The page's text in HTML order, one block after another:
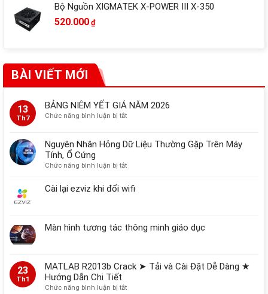
Bộ Nguồn XIGMATEK X-POWER III X-350
520.000 ₫
BÀI VIẾT MỚI
13
Th7
BẢNG NIÊM YẾT GIÁ NĂM 2026
Chức năng bình luận bị tắtở
YẾT
NĂM
Nguyên Nhân Hỏng Dữ Liệu Thường Gặp Trên Máy
Tính, Ổ Cứng
Chức năng bình luận bị tắtở
Nhân
Thường
Tính,
Cứng
Cài lại ezviz khi đổi wifi
Màn hình tương tác thông minh giáo dục
23
Th1
MATLAB R2013b Crack ➤ Tải và Cài Đặt Dễ Dàng ★
Hướng Dẫn Chi Tiết
Chức năng bình luận bị tắtở